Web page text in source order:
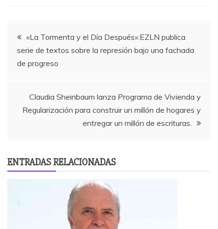
Navegación
de
«La Tormenta y el Día Después»:EZLN publica
serie de textos sobre la represión bajo una fachada
de progreso
Claudia Sheinbaum lanza Programa de Vivienda y
Regularización para construir un millón de hogares y
entregar un millón de escrituras.
ENTRADAS RELACIONADAS